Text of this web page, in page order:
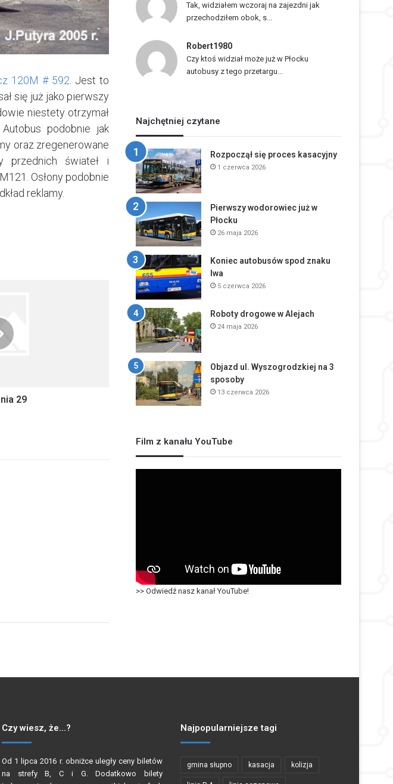
120M # 592. Jest to
się już jako pierwszy
niestety otrzymał
podobnie jak
oraz zregenerowane
przednich świateł i
Osłony podobnie
reklamy.
29
Tak, widziałem wczoraj na zajezdni jak
przechodziłem obok, s...
Robert1980
Czy ktoś widział może już w Płocku
autobusy z tego przetargu...
Najchętniej czytane
Rozpoczął się proces kasacyjny
1 czerwca 2026
Pierwszy wodorowiec już w
Płocku
26 maja 2026
Koniec autobusów spod znaku
lwa
5 czerwca 2026
Roboty drogowe w Alejach
24 maja 2026
Objazd ul. Wyszogrodzkiej na 3
sposoby
13 czerwca 2026
Film z kanału YouTube
>> Odwiedź nasz kanał YouTube!
Czy wiesz, że…?
Od 1 lipca 2016 r. obniżce uległy ceny biletów
na strefy B, C i G. Dodatkowo bilety
Najpopularniejsze tagi
gmina słupno kasacja kolizja